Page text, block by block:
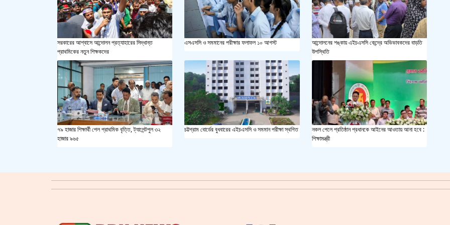
সরকারের আশ্বাসে আন্দোলন প্রত্যাহারের সিদ্ধান্ত
প্রাথমিকের নতুন শিক্ষকদের
এসএসসি ও সমমানের পরীক্ষার ফলাফল ১০ আগস্ট
আন্দোলনের শঙ্কায় এইচএসসি কেন্দ্রে অভিভাবকদের বাড়তি
উপস্থিতি
৭৯ হাজার শিক্ষার্থী পেল প্রাথমিক বৃত্তি, ট্যালেন্টপুল ৩২
হাজার ৯৬৫
চট্টগ্রাম বোর্ডের বুধবারের এইচএসসি ও সমমান পরীক্ষা স্থগিত
নকল পেলে প্রতিষ্ঠান প্রধানকে আইনের আওতায় আনা হবে :
শিক্ষামন্ত্রী